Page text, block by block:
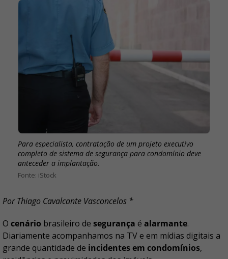
Para especialista, contratação de um projeto executivo
completo de sistema de segurança para condomínio deve
anteceder a implantação.
iStock
Por Thiago Cavalcante Vasconcelos *
O cenário brasileiro de segurança é alarmante.
Diariamente acompanhamos na TV e em mídias digitais a
grande quantidade de incidentes em condomínios,